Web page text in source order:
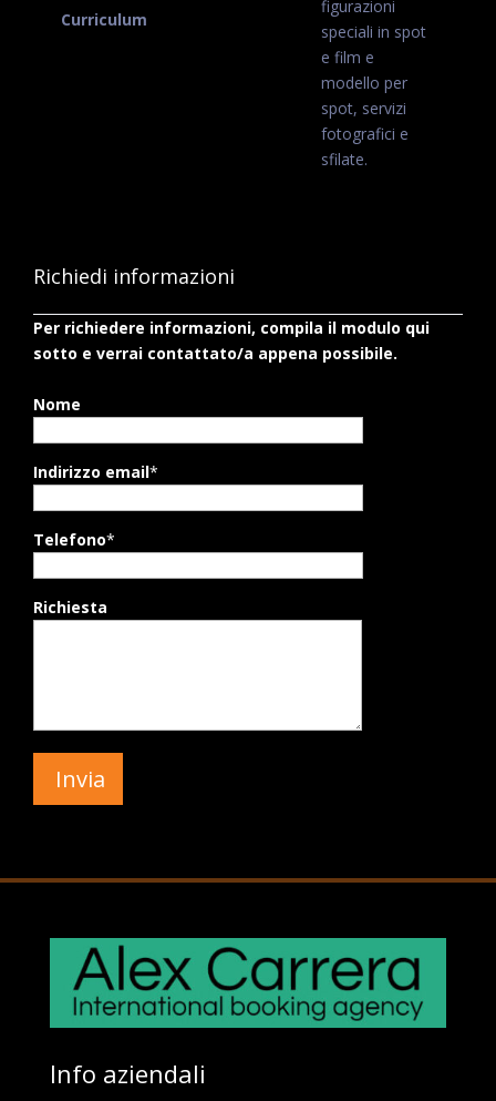
Curriculum
figurazioni
speciali in spot
e film e
modello per
spot, servizi
fotografici e
sfilate.
Richiedi informazioni
Per richiedere informazioni, compila il modulo qui
sotto e verrai contattato/a appena possibile.
Nome
Indirizzo email*
Telefono*
Richiesta
Info aziendali